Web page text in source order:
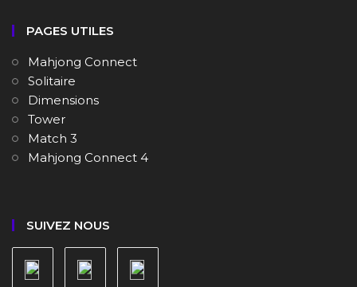
PAGES UTILES
Mahjong Connect
Solitaire
Dimensions
Tower
Match 3
Mahjong Connect 4
SUIVEZ NOUS